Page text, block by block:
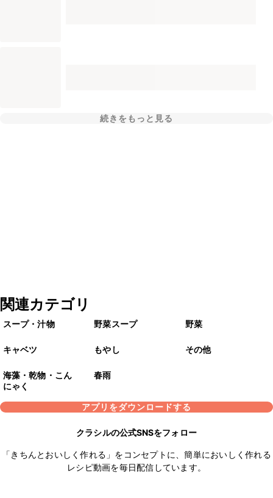
続きをもっと見る
関連カテゴリ
スープ・汁物 野菜スープ 野菜
キャベツ もやし その他
海藻・乾物・こん
にゃく
春雨
アプリをダウンロードする
クラシルの公式SNSをフォロー
「きちんとおいしく作れる」をコンセプトに、簡単においしく作れる
レシピ動画を毎日配信しています。